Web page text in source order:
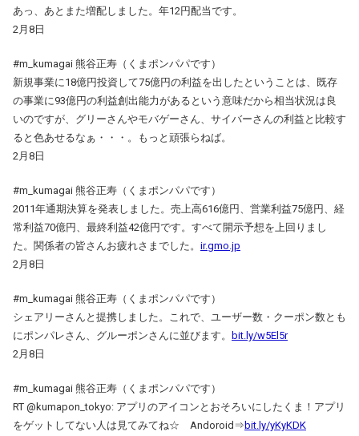
あっ、あとまた増配しました。年12円配当です。
2月8日
#m_kumagai 熊谷正寿（くまポンパパです）
新規事業に18億円投資して75億円の利益を出したということは、既存
の事業に93億円の利益創出能力があるという意味だから相当状況は良
いのですが、グリーさんやモバゲーさん、サイバーさんの利益と比較す
ると色あせるなぁ・・・。もっと頑張らねば。
2月8日
#m_kumagai 熊谷正寿（くまポンパパです）
2011年通期決算を発表しました。売上高616億円、営業利益75億円、経
常利益70億円、最終利益42億円です。すべて開示予想を上回りまし
た。関係者の皆さんお疲れさまでした。 ir.gmo.jp
2月8日
#m_kumagai 熊谷正寿（くまポンパパです）
シェアリーさんと提携しました。これで、ユーザー数・クーポン数とも
にポンパレさん、グルーポンさんに並びます。
bit.ly/w5El5r
2月8日
#m_kumagai 熊谷正寿（くまポンパパです）
RT @kumapon_tokyo: アプリのアイコンとおそろいにしたくま！アプリ
をゲットしてない人は見てみてね☆ Andoroid⇒ bit.ly/yKyKDK